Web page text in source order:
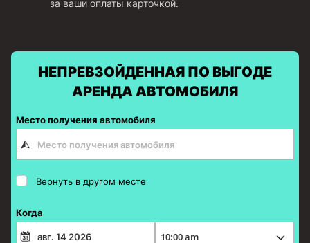
за ваши оплаты карточкой.
НЕПРЕВЗОЙДЕННАЯ ПО ВЫГОДЕ
АРЕНДА АВТОМОБИЛЯ
Место получения автомобиля
Вернуть в другом месте
Когда